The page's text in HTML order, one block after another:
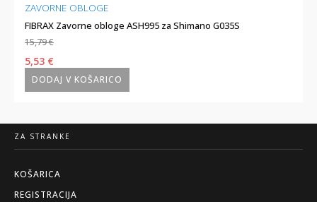
DODAJ V KOŠARICO
ZAVORNE OBLOGE
FIBRAX Zavorne obloge ASH995 za Shimano G035S
15,79€
Izvirna
cena
bila:
15,79 €.
5,53 €
cena
5,53 €.
ZA STRANKE
KOŠARICA
REGISTRACIJA